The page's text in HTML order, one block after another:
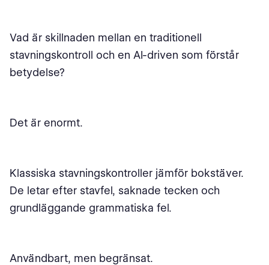
Vad är skillnaden mellan en traditionell
stavningskontroll och en AI-driven som förstår
betydelse?
Det är enormt.
Klassiska stavningskontroller jämför bokstäver.
De letar efter stavfel, saknade tecken och
grundläggande grammatiska fel.
Användbart, men begränsat.